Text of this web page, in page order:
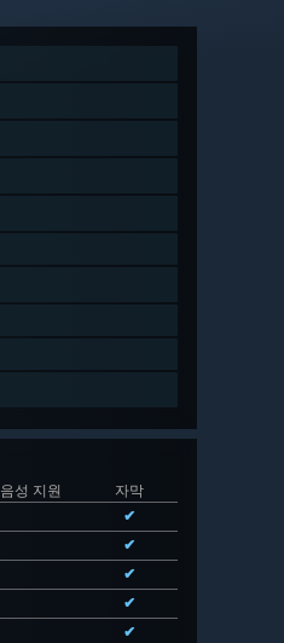
음성 지원
자막
✔
✔
✔
✔
✔